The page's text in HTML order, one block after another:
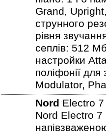
Grand,
струнного
рівня
сеплів: 512
настройки
поліфонії
Modulator,
Nord Electro
Nord Electro 7